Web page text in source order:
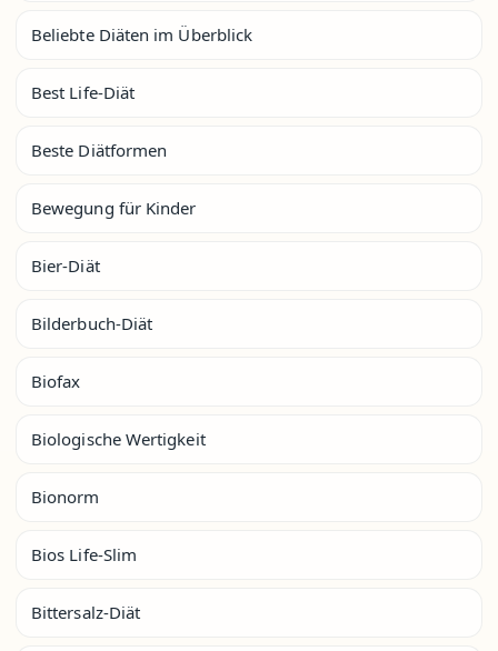
Beliebte Diäten im Überblick
Best Life-Diät
Beste Diätformen
Bewegung für Kinder
Bier-Diät
Bilderbuch-Diät
Biofax
Biologische Wertigkeit
Bionorm
Bios Life-Slim
Bittersalz-Diät